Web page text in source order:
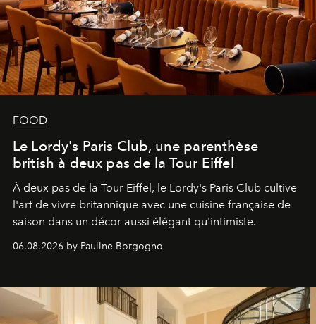
FOOD
Le Lordy's Paris Club, une parenthèse
british à deux pas de la Tour Eiffel
À deux pas de la Tour Eiffel, le Lordy's Paris Club cultive
l'art de vivre britannique avec une cuisine française de
saison dans un décor aussi élégant qu'intimiste.
06.08.2026 by Pauline Borgogno